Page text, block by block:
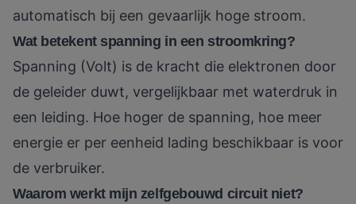
automatisch bij een gevaarlijk hoge stroom.
Wat betekent spanning in een stroomkring?
Spanning (Volt) is de kracht die elektronen door
de geleider duwt, vergelijkbaar met waterdruk in
een leiding. Hoe hoger de spanning, hoe meer
energie er per eenheid lading beschikbaar is voor
de verbruiker.
Waarom werkt mijn zelfgebouwd circuit niet?